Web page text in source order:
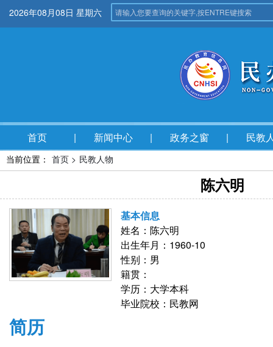
2026年08月08日 星期六
首页 新闻中心 政务之窗 民教
当前位置： 首页 > 民教人物
陈六明
基本信息
姓名：陈六明
出生年月：1960-10
性别：男
籍贯：
学历：大学本科
毕业院校：民教网
简历